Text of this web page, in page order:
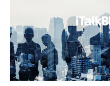
养老 非